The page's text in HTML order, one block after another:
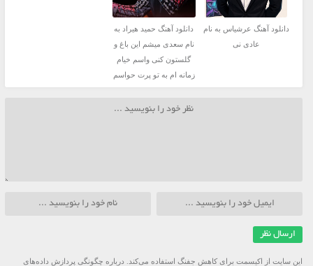
دانلود آهنگ عرشیاس به نام
عادی نی
دانلود آهنگ حمید هیراد به
نام سعدی میشم این باغ و
گلستون کنی واسم خیام
زمانه ام به تو پرت حواسم
این سایت از اکیسمت برای کاهش جفنگ استفاده می‌کند. درباره چگونگی پردازش داده‌های